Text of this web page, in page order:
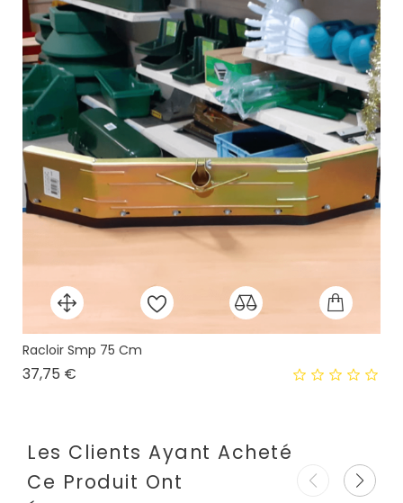
Racloir Smp 75 Cm
37,75 €
Les Clients Ayant Acheté
Ce Produit Ont